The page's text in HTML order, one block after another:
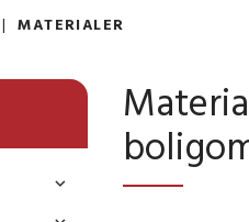
MATERIALER